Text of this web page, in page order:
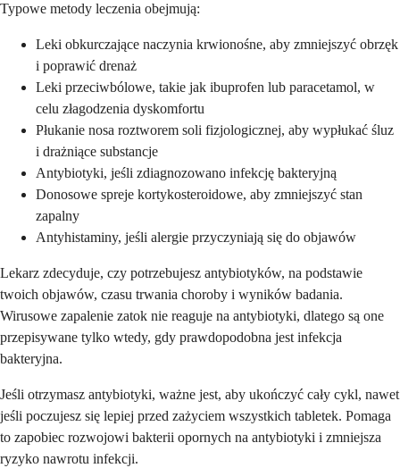
Typowe metody leczenia obejmują:
Leki obkurczające naczynia krwionośne, aby zmniejszyć obrzęk
i poprawić drenaż
Leki przeciwbólowe, takie jak ibuprofen lub paracetamol, w
celu złagodzenia dyskomfortu
Płukanie nosa roztworem soli fizjologicznej, aby wypłukać śluz
i drażniące substancje
Antybiotyki, jeśli zdiagnozowano infekcję bakteryjną
Donosowe spreje kortykosteroidowe, aby zmniejszyć stan
zapalny
Antyhistaminy, jeśli alergie przyczyniają się do objawów
Lekarz zdecyduje, czy potrzebujesz antybiotyków, na podstawie
twoich objawów, czasu trwania choroby i wyników badania.
Wirusowe zapalenie zatok nie reaguje na antybiotyki, dlatego są one
przepisywane tylko wtedy, gdy prawdopodobna jest infekcja
bakteryjna.
Jeśli otrzymasz antybiotyki, ważne jest, aby ukończyć cały cykl, nawet
jeśli poczujesz się lepiej przed zażyciem wszystkich tabletek. Pomaga
to zapobiec rozwojowi bakterii opornych na antybiotyki i zmniejsza
ryzyko nawrotu infekcji.